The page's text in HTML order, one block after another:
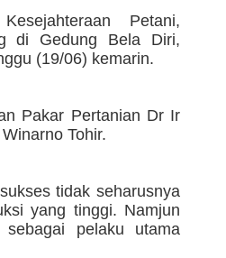
Petani,
di Gedung Bela Diri,
(19/06) kemarin.
Pakar Pertanian Dr Ir
Tohir.
tidak seharusnya
yang tinggi. Namjun
pelaku utama